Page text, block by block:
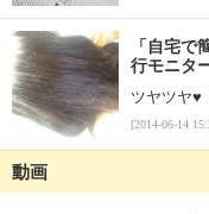
「自宅で
行モニタ
ツヤツヤ♥︎
[2014-06-14
動画